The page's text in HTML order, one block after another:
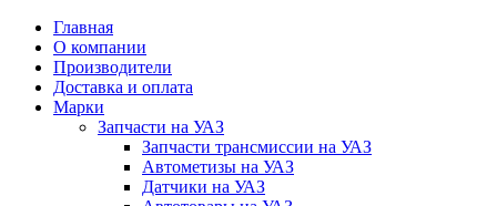
Главная
О компании
Производители
Доставка и оплата
Марки
Запчасти на УАЗ
Запчасти трансмиссии на УАЗ
Автометизы на УАЗ
Датчики на УАЗ